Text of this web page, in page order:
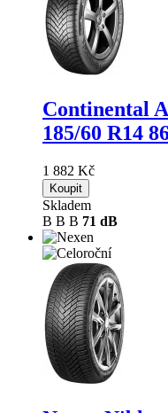
Continental
185/60 R14
1 882 Kč
Koupit
Skladem
B B B 71 dB